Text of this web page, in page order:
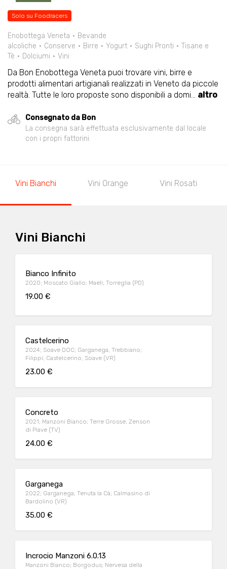
Solo su Foodracers
Enobottega Veneta
Bevande
alcoliche
Conserve Birre Yogurt Sughi Pronti
Tisane e
Tè
Dolciumi Vini
Da Bon Enobottega Veneta puoi trovare vini, birre e
prodotti alimentari artigianali realizzati in Veneto da piccole
realtà. Tutte le loro proposte sono disponibili a domi... altro
Consegnato da Bon
La consegna sarà effettuata esclusivamente dal locale
con i propri fattorini.
Vini Bianchi Vini Orange Vini Rosati
Vini Bianchi
Bianco Infinito
2020; Moscato Giallo; Maeli; Torreglia (PD)
19.00 €
Castelcerino
2024; Soave DOC; Garganega, Trebbiano;
Filippi; Castelcerino, Soave (VR)
23.00 €
Concreto
2021; Manzoni Bianco; Terre Grosse; Zenson
di Piave (TV)
24.00 €
Garganega
2022; Garganega; Tenuta la Cà; Calmasino di
Bardolino (VR)
35.00 €
Incrocio Manzoni 6.0.13
Manzoni Bianco; Borgodus; Nervesa della